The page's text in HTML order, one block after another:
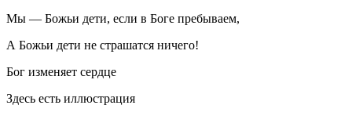
Мы — Божьи дети, если в Боге пребываем,
А Божьи дети не страшатся ничего!
Бог изменяет сердце
Здесь есть иллюстрация